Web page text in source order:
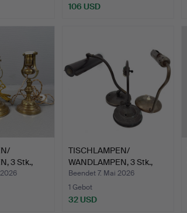
106 USD
3 Stk.,
TISCHLAMPEN/
WANDLAMPEN, 3 Stk.,
erste Häl…
Beendet 7. Mai 2026
1 Gebot
32 USD